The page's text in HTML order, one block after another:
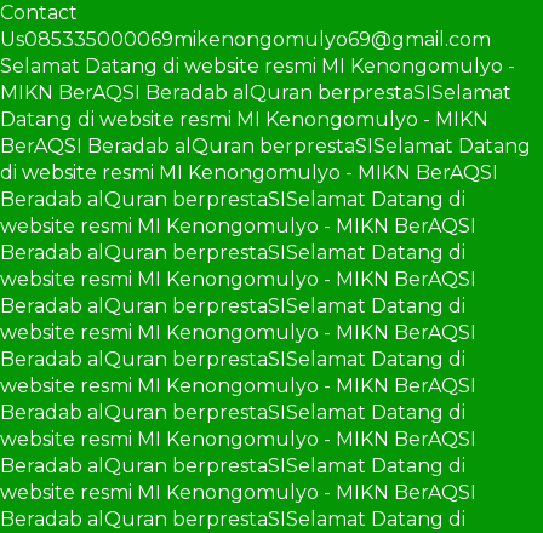
Contact
Us085335000069mikenongomulyo69@gmail.com
Selamat Datang di website resmi MI Kenongomulyo -
MIKN BerAQSI Beradab alQuran berprestaSISelamat
Datang di website resmi MI Kenongomulyo - MIKN
BerAQSI Beradab alQuran berprestaSISelamat Datang
di website resmi MI Kenongomulyo - MIKN BerAQSI
Beradab alQuran berprestaSISelamat Datang di
website resmi MI Kenongomulyo - MIKN BerAQSI
Beradab alQuran berprestaSISelamat Datang di
website resmi MI Kenongomulyo - MIKN BerAQSI
Beradab alQuran berprestaSISelamat Datang di
website resmi MI Kenongomulyo - MIKN BerAQSI
Beradab alQuran berprestaSISelamat Datang di
website resmi MI Kenongomulyo - MIKN BerAQSI
Beradab alQuran berprestaSISelamat Datang di
website resmi MI Kenongomulyo - MIKN BerAQSI
Beradab alQuran berprestaSISelamat Datang di
website resmi MI Kenongomulyo - MIKN BerAQSI
Beradab alQuran berprestaSISelamat Datang di